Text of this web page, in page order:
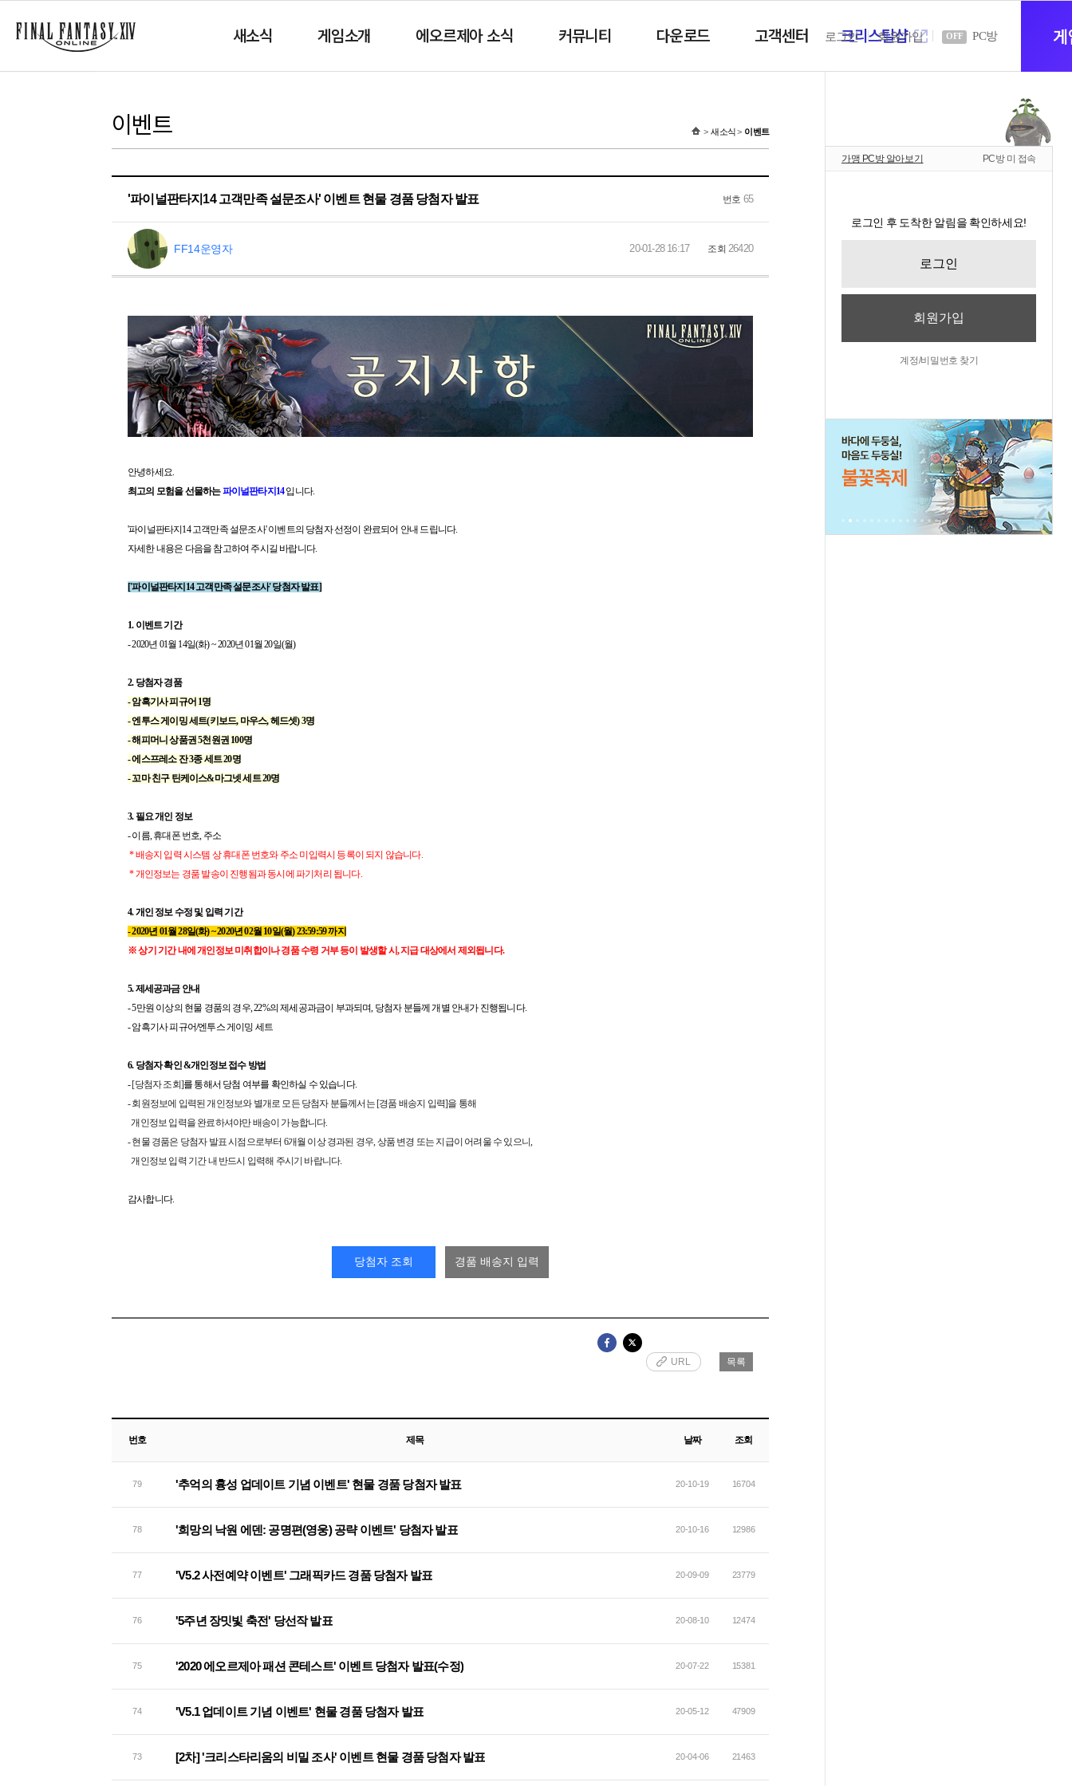
새소식 게임소개 에오르제아 소식 커뮤니티 다운로드 고객센터 크리스탈샵새
로그인 회원가입 OFF PC방
이벤트 새소식 이벤트
'파이널판타지14 고객만족 설문조사' 이벤트 현물 경품 당첨자 발표 번호 65
FF14운영자 20-01-28 16:17 조회 26420
안녕하세요.
최고의 모험을 선물하는파이널판타지14입니다.
'파이널판타지14 고객만족 설문조사' 이벤트의 당첨자 선정이 완료되어 안내 드립니다.
자세한 내용은 다음을 참고하여 주시길 바랍니다.
['파이널판타지14 고객만족 설문조사' 당첨자 발표]
1. 이벤트 기간
- 2020년 01월 14일(화) ~ 2020년 01월 20일(월)
2. 당첨자 경품
- 암흑기사 피규어 1명
- 엔투스 게이밍 세트(키보드, 마우스, 헤드셋) 3명
- 해피머니 상품권 5천원권 100명
- 에스프레소 잔 3종 세트 20명
- 꼬마 친구 틴케이스&마그넷 세트 20명
3. 필요 개인 정보
- 이름, 휴대폰 번호, 주소
* 배송지 입력 시스템 상 휴대폰 번호와 주소 미입력시 등록이 되지 않습니다.
* 개인정보는 경품 발송이 진행됨과 동시에 파기처리 됩니다.
4. 개인 정보 수정 및 입력 기간
- 2020년 01월 28일(화) ~ 2020년 02월 10일(월) 23:59:59 까지
※ 상기 기간 내에 개인정보 미취합이나 경품 수령 거부 등이 발생할 시, 지급 대상에서 제외됩니다.
5. 제세공과금 안내
- 5만원 이상의 현물 경품의 경우, 22%의 제세공과금이 부과되며, 당첨자 분들께 개별 안내가 진행됩니다.
- 암흑기사 피규어/엔투스 게이밍 세트
6. 당첨자 확인 &개인정보 접수 방법
-[당첨자 조회]를 통해서 당첨 여부를 확인하실 수 있습니다.
- 회원정보에 입력된 개인정보와 별개로 모든 당첨자 분들께서는 [경품 배송지 입력]을 통해
개인정보 입력을 완료하셔야만 배송이 가능합니다.
- 현물 경품은 당첨자 발표 시점으로부터 6개월 이상 경과된 경우, 상품 변경 또는 지급이 어려울 수 있으니,
개인정보 입력 기간 내 반드시 입력해 주시기 바랍니다.
감사합니다.
당첨자 조회 경품 배송지 입력
URL
번호 제목 날짜 조회
79 '추억의 흉성 업데이트 기념 이벤트' 현물 경품 당첨자 발표 20-10-19 16704
78 '희망의 낙원 에덴: 공명편(영웅) 공략 이벤트' 당첨자 발표 20-10-16 12986
77 'V5.2 사전예약 이벤트' 그래픽카드 경품 당첨자 발표 20-09-09 23779
76 '5주년 장밋빛 축전' 당선작 발표 20-08-10 12474
75 '2020 에오르제아 패션 콘테스트' 이벤트 당첨자 발표(수정) 20-07-22 15381
74 'V5.1 업데이트 기념 이벤트' 현물 경품 당첨자 발표 20-05-12 47909
73 [2차] '크리스타리움의 비밀 조사' 이벤트 현물 경품 당첨자 발표 20-04-06 21463
가맹 PC방 알아보기 PC방 미 접속
로그인 후 도착한 알림을 확인하세요!
로그인
회원가입
계정/비밀번호 찾기